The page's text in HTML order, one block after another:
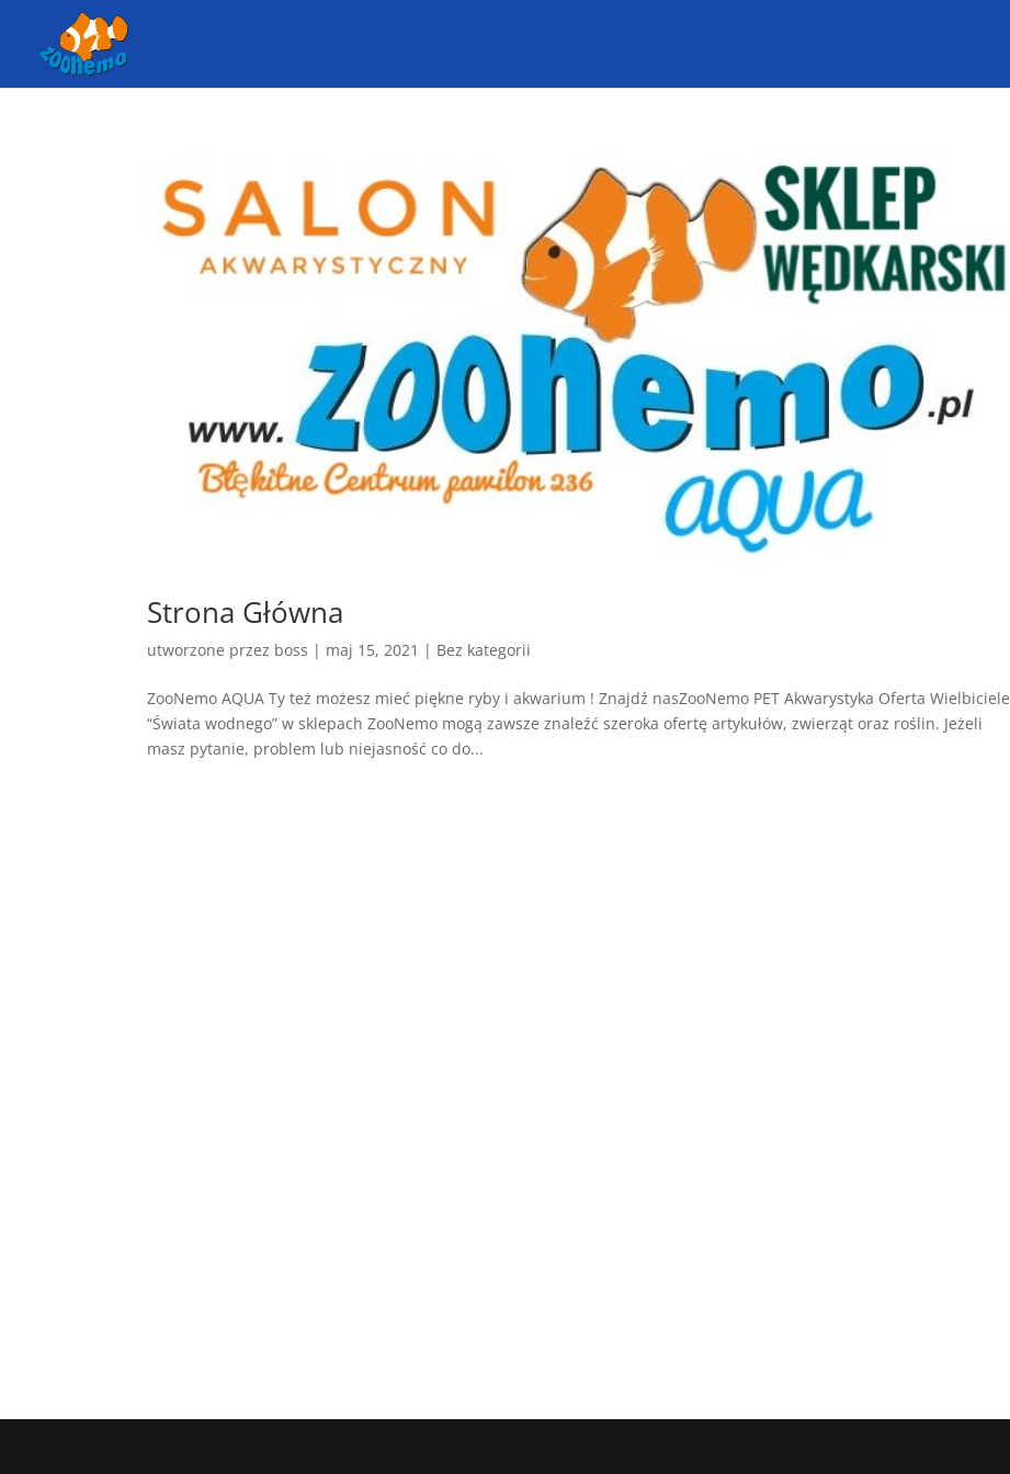
Strona Główna
utworzone przez boss | maj 15, 2021 | Bez kategorii
ZooNemo AQUA Ty też możesz mieć piękne ryby i akwarium ! Znajdź nasZooNemo PET Akwarystyka Oferta Wielbiciele
“Świata wodnego” w sklepach ZooNemo mogą zawsze znaleźć szeroka ofertę artykułów, zwierząt oraz roślin. Jeżeli
masz pytanie, problem lub niejasność co do...